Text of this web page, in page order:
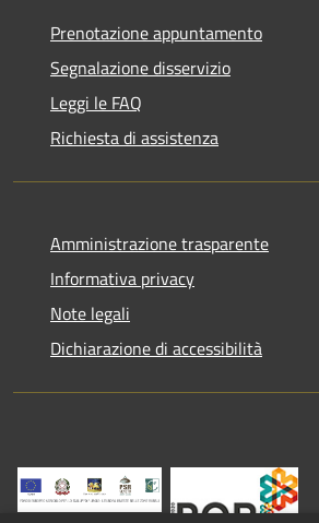
Prenotazione appuntamento
Segnalazione disservizio
Leggi le FAQ
Richiesta di assistenza
Amministrazione trasparente
Informativa privacy
Note legali
Dichiarazione di accessibilità